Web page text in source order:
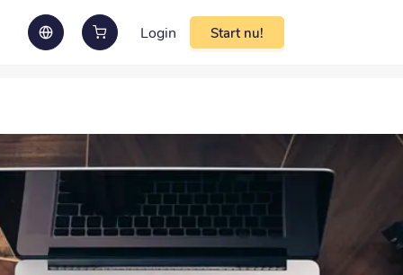
Login Start nu!